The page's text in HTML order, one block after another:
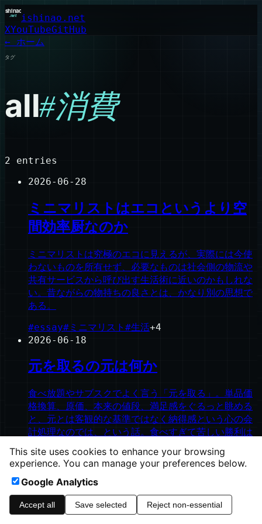
ishinao.net
XYouTubeGitHub
← ホーム
タグ
all#消費
2 entries
2026-06-28
ミニマリストはエコというより空
間効率厨なのか
ミニマリストは究極のエコに見えるが、実際には今使
わないものを所有せず、必要なものは社会側の物流や
共有サービスから呼び出す生活術に近いのかもしれな
い。昔ながらの物持ちの良さとは、かなり別の思想で
ある。
#essay# ミニマリスト #生活+4
2026-06-18
元を取るの元は何か
食べ放題やサブスクでよく言う「元を取る」。単品価
格換算、原価、本来の値段、満足感をぐるっと眺める
と、元とは客観的な基準ではなく納得感という心の会
計処理なのでは、という話。食べすぎて苦しい勝利は
# essay #言葉#お金+1
©2026
ishinao.net
heavymoons.netAmpless CMS
This site uses cookies to enhance your browsing
experience. You can manage your preferences below.
Google Analytics
Accept all Save selected Reject non-essential